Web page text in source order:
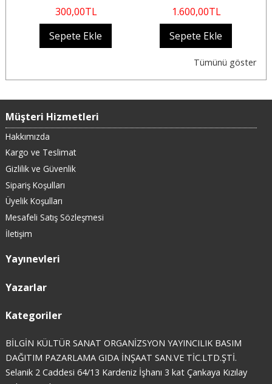
300,00TL
Sepete Ekle
1.600,00TL
Sepete Ekle
Tümünü göster
Müşteri Hizmetleri
Hakkımızda
Kargo ve Teslimat
Gizlilik ve Güvenlik
Sipariş Koşulları
Üyelik Koşulları
Mesafeli Satış Sözleşmesi
İletişim
Yayınevleri
Yazarlar
Kategoriler
BİLGİN KÜLTÜR SANAT ORGANİZSYON YAYINCILIK BASIM
DAĞITIM PAZARLAMA GIDA İNŞAAT SAN.VE TİC.LTD.ŞTİ.
Selanik 2 Caddesi 64/13 Kardeniz İşhanı 3 kat Çankaya Kızılay